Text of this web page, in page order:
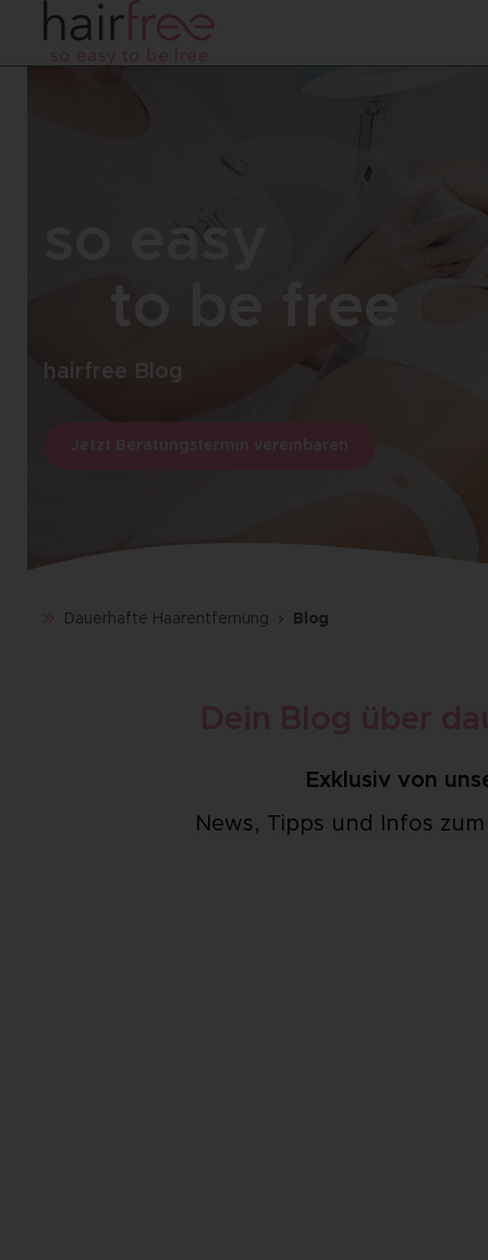
so easy
to be free
hairfree Blog
Dauerhafte Haarentfernung Blog
Exklusiv von
News, Tipps und Infos